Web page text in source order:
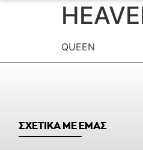
QUEEN
ΣΧΕΤΙΚΑ ΜΕ ΕΜΑΣ